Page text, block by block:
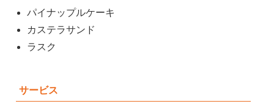
パイナップルケーキ
カステラサンド
ラスク
サービス